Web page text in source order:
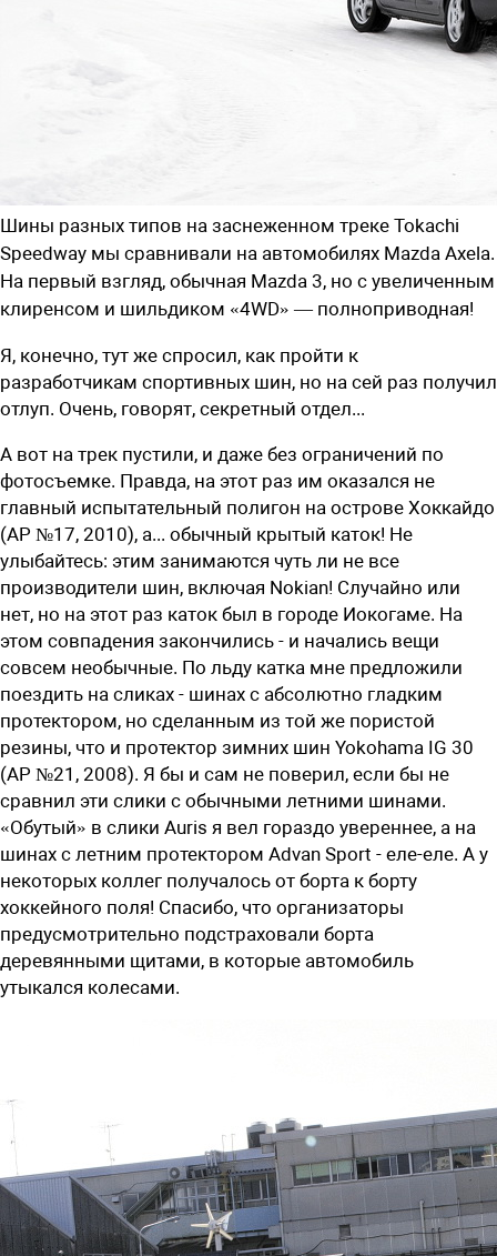
Шины разных типов на заснеженном треке Tokachi
Speedway мы сравнивали на автомобилях Mazda Axela.
На первый взгляд, обычная Mazda 3, но с увеличенным
клиренсом и шильдиком «4WD» — полноприводная!
Я, конечно, тут же спросил, как пройти к
разработчикам спортивных шин, но на сей раз получил
отлуп. Очень, говорят, секретный отдел...
А вот на трек пустили, и даже без ограничений по
фотосъемке. Правда, на этот раз им оказался не
главный испытательный полигон на острове Хоккайдо
(АР №17, 2010), а... обычный крытый каток! Не
улыбайтесь: этим занимаются чуть ли не все
производители шин, включая Nokian! Случайно или
нет, но на этот раз каток был в городе Иокогаме. На
этом совпадения закончились - и начались вещи
совсем необычные. По льду катка мне предложили
поездить на сликах - шинах с абсолютно гладким
протектором, но сделанным из той же пористой
резины, что и протектор зимних шин Yokohama IG 30
(АР №21, 2008). Я бы и сам не поверил, если бы не
сравнил эти слики с обычными летними шинами.
«Обутый» в слики Auris я вел гораздо увереннее, а на
шинах с летним протектором Advan Sport - еле-еле. А у
некоторых коллег получалось от борта к борту
хоккейного поля! Спасибо, что организаторы
предусмотрительно подстраховали борта
деревянными щитами, в которые автомобиль
утыкался колесами.